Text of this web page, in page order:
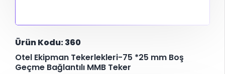
Ürün Kodu: 360
Otel Ekipman Tekerlekleri-75 *25 mm Boş
Geçme Bağlantılı MMB Teker